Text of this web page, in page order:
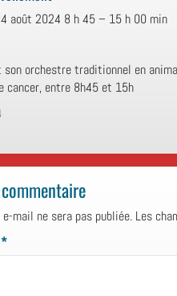
août 2024 8 h 45 – 15 h 00 min
son orchestre traditionnel en
cancer, entre 8h45 et 15h
mail ne sera pas publiée. Les
*